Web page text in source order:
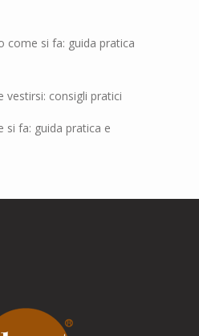
come si fa: guida pratica
vestirsi: consigli pratici
si fa: guida pratica e